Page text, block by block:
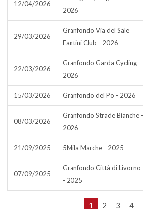
12/04/2026
2026
29/03/2026
Granfondo Via del Sale
Fantini Club - 2026
22/03/2026
Granfondo Garda Cycling -
2026
15/03/2026 Granfondo del Po - 2026
08/03/2026
Granfondo Strade Bianche -
2026
21/09/2025 5Mila Marche - 2025
07/09/2025
Granfondo Città di Livorno
- 2025
1 2 3 4